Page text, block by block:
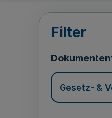
Filter
Gesetz- &